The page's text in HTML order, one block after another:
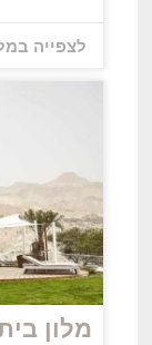
לצפייה
מלון